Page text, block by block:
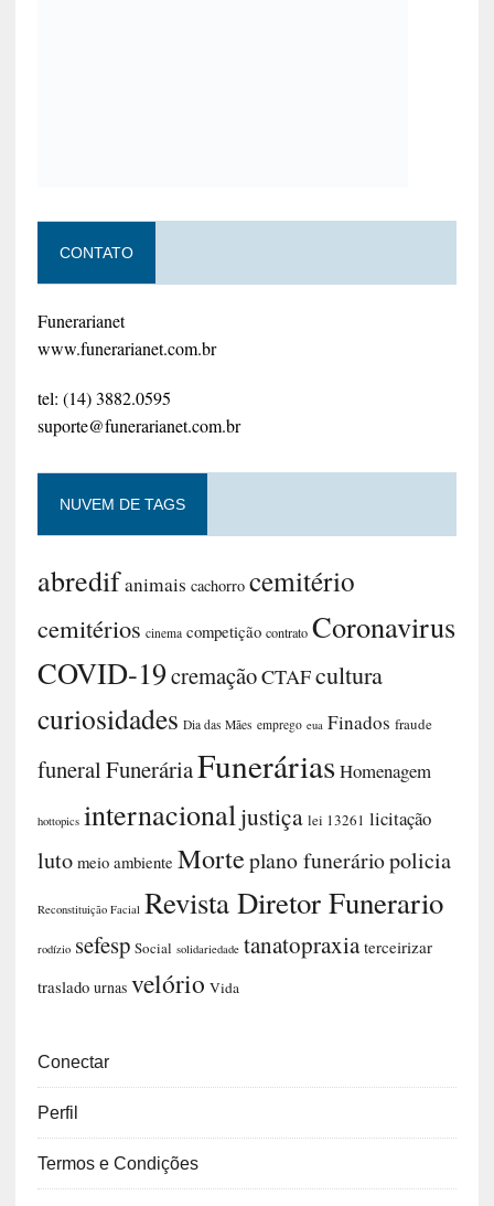
CONTATO
Funerarianet
www.funerarianet.com.br
tel: (14) 3882.0595
suporte@funerarianet.com.br
NUVEM DE TAGS
abredifanimais cachorro cemitério
cemitérios cinema competição contrato Coronavirus
COVID-19cremaçãoCTAFcultura
curiosidades Dia das Mães emprego eua Finados fraude
funeralFuneráriaFuneráriasHomenagem
hottopics internacionaljustiça lei 13261 licitação
luto meio ambiente Morteplano funeráriopolicia
Reconstituição Facial Revista Diretor Funerario
rodízio sefesp Social solidariedade tanatopraxia terceirizar
traslado urnas velório Vida
Conectar
Perfil
Termos e Condições